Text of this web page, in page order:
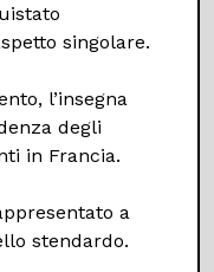
singolare.
l’insegna
degli
in Francia.
a
stendardo.